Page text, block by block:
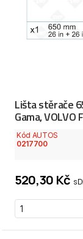
Lišta stěrače
Gama, VOLVO
Kód AUTOS
0217700
520,30 Kč s